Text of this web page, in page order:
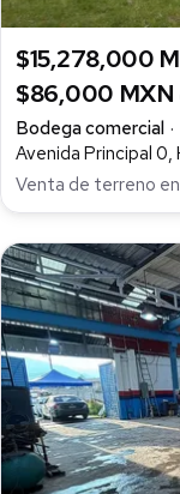
$15,278,000
$86,000 MXN
Bodega comercial
Venta de terreno